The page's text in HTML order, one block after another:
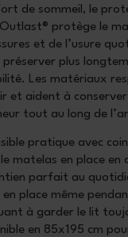
de sommeil, le
protège le
et de l’usure
plus
Les matériaux
et aident à
tout au long de
pratique avec
matelas en place en
parfait au
place même
à garder le lit
en 85x195 cm